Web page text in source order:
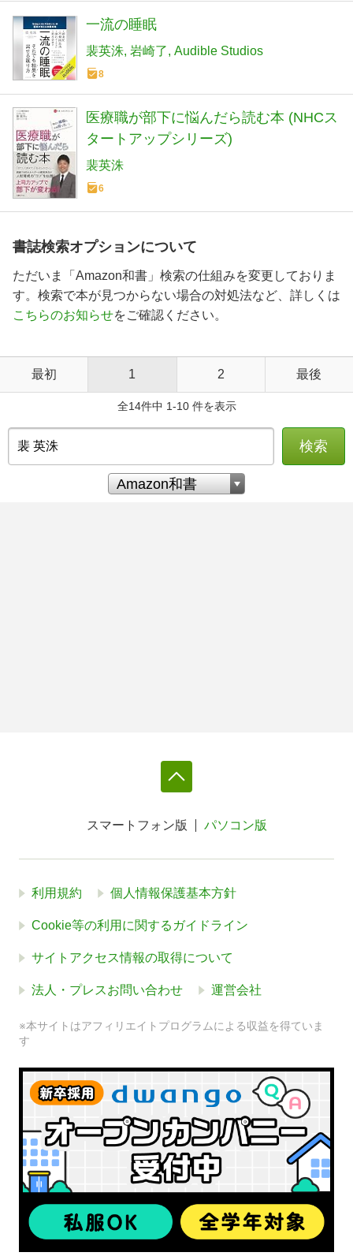
一流の睡眠
裴英洙 岩崎了 Audible Studios
8
医療職が部下に悩んだら読む本 (NHCス
タートアップシリーズ)
裴英洙
6
書誌検索オプションについて
ただいま「Amazon和書」検索の仕組みを変更しておりま
す。検索で本が見つからない場合の対処法など、詳しくは
こちらのお知らせをご確認ください。
最初 1 2 最後
全14件中 1-10 件を表示
検索
スマートフォン版 パソコン版
利用規約 個人情報保護基本方針
Cookie等の利用に関するガイドライン
サイトアクセス情報の取得について
法人・プレスお問い合わせ 運営会社
※本サイトはアフィリエイトプログラムによる収益を得ていま
す